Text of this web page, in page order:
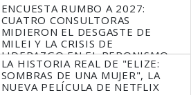
ENCUESTA RUMBO A 2027:
CUATRO CONSULTORAS
MIDIERON EL DESGASTE DE
MILEI Y LA CRISIS DE
LIDERAZGO EN EL PERONISMO
LA HISTORIA REAL DE "ELIZE:
SOMBRAS DE UNA MUJER", LA
NUEVA PELÍCULA DE NETFLIX